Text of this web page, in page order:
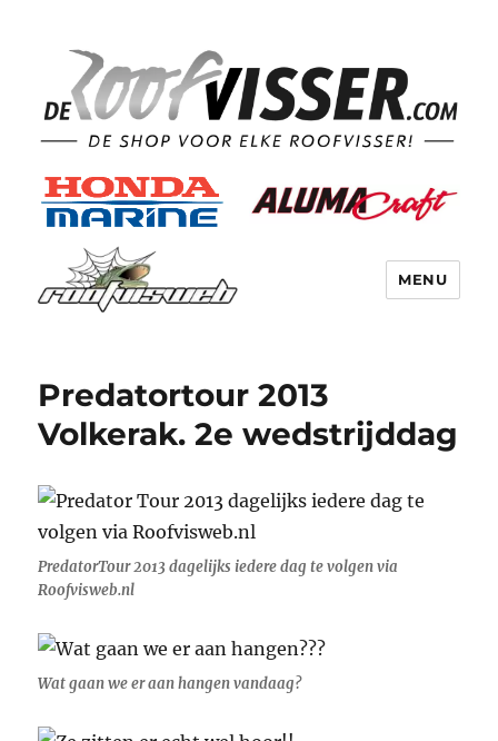
MENU
Predatortour 2013
Volkerak. 2e wedstrijddag
PredatorTour 2013 dagelijks iedere dag te volgen via
Roofvisweb.nl
Wat gaan we er aan hangen vandaag?